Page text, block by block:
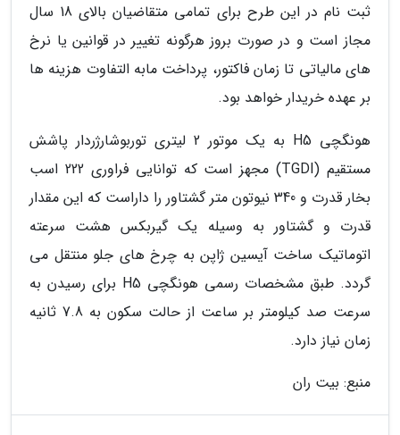
ثبت نام در این طرح برای تمامی متقاضیان بالای 18 سال
مجاز است و در صورت بروز هرگونه تغییر در قوانین یا نرخ
های مالیاتی تا زمان فاکتور، پرداخت مابه التفاوت هزینه ها
بر عهده خریدار خواهد بود.
هونگچی H5 به یک موتور 2 لیتری توربوشارژردار پاشش
مستقیم (TGDI) مجهز است که توانایی فراوری 222 اسب
بخار قدرت و 340 نیوتون متر گشتاور را داراست که این مقدار
قدرت و گشتاور به وسیله یک گیربکس هشت سرعته
اتوماتیک ساخت آیسین ژاپن به چرخ های جلو منتقل می
گردد. طبق مشخصات رسمی هونگچی H5 برای رسیدن به
سرعت صد کیلومتر بر ساعت از حالت سکون به 7.8 ثانیه
زمان نیاز دارد.
منبع: بیت ران